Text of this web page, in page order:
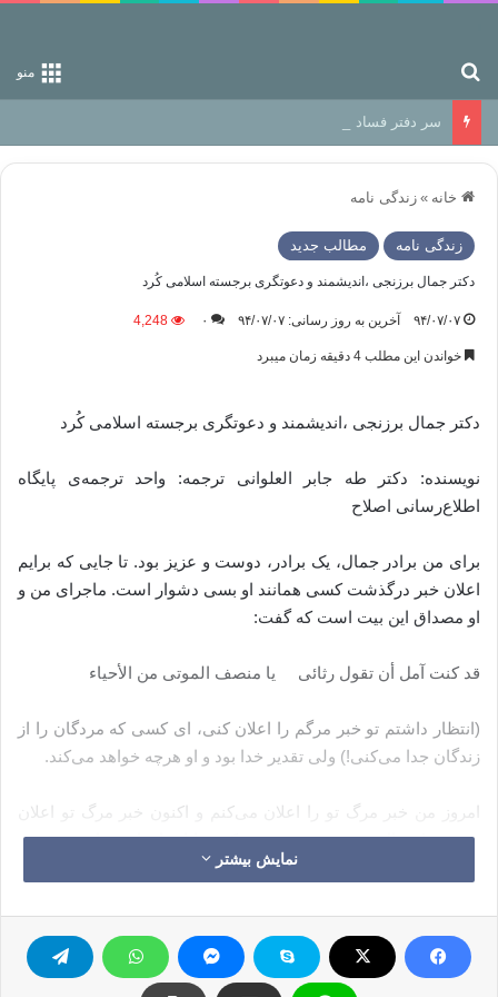
منو
سر دفتر فساد در زمین‌، دوری وکناره‌گیری از راه خداست‌!
خانه » زندگی نامه
زندگی نامه مطالب جدید
دکتر جمال برزنجی ،اندیشمند و دعوتگری برجسته اسلامی کُرد
۹۴/۰۷/۰۷ آخرین به روز رسانی: ۹۴/۰۷/۰۷ ۰ 4,248
خواندن این مطلب 4 دقیقه زمان میبرد
دکتر جمال برزنجی ،اندیشمند و دعوتگری برجسته اسلامی کُرد
نویسنده: دکتر طه‌ جابر العلوانی ترجمه: واحد ترجمەی پایگاە
اطلاع‌رسانی اصلاح
برای من برادر جمال، یک برادر، دوست و عزیز بود. تا جایی که برایم
اعلان خبر درگذشت کسی همانند او بسی دشوار است. ماجرای من و
او مصداق این بیت است که گفت:
قد کنت آمل أن تقول رثائی یا منصف الموتی من الأحیاء
(انتظار داشتم تو خبر مرگم را اعلان کنی، ای کسی که مردگان را از
زندگان جدا می‌کنی!) ولی تقدیر خدا بود و او هرچه خواهد می‌کند.
امروز من خبر مرگ تو را اعلان می‌کنم و اکنون خبر مرگ تو اعلان
می‌شود! جمال برزنجی دوستی بود که خدا او را برای جوار خویش در
آغاز سومین روز از ایام تشریق برگزید. بر من بسی سنگین است که
درگذشت وی مطلع سازم.
چون سخت است که در چنین اوضاعی خبر وفات مردی به امت داده
نمایش بیشتر